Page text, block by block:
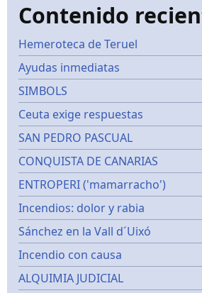
Contenido
Hemeroteca de Teruel
Ayudas inmediatas
SIMBOLS
Ceuta exige respuestas
SAN PEDRO PASCUAL
CONQUISTA DE CANARIAS
ENTROPERI ('mamarracho')
Incendios: dolor y rabia
Sánchez en la Vall d´Uixó
Incendio con causa
ALQUIMIA JUDICIAL